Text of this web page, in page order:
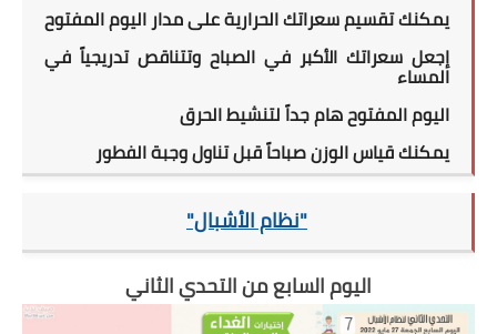
يمكنك تقسيم سعراتك الحرارية على مدار اليوم المفتوح
إجعل سعراتك الأكبر في الصباح وتتناقص تدريجياً في
المساء
اليوم المفتوح هام جداً لتنشيط الحرق
يمكنك قياس الوزن صباحاً قبل تناول وجبة الفطور
"نظام الأشبال"
اليوم السابع من التحدي الثاني